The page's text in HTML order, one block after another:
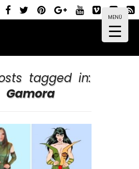
MENÜ
tagged in:
Gamora